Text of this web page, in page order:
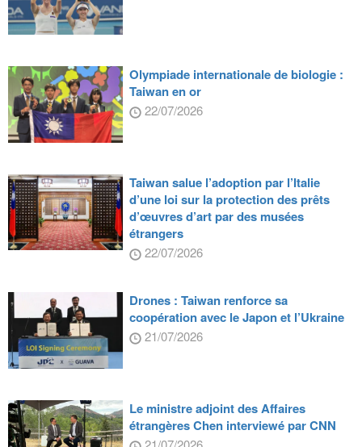
Olympiade internationale de biologie :
Taiwan en or
22/07/2026
Taiwan salue l’adoption par l’Italie
d’une loi sur la protection des prêts
d’œuvres d’art par des musées
étrangers
22/07/2026
Drones : Taiwan renforce sa
coopération avec le Japon et l’Ukraine
21/07/2026
Le ministre adjoint des Affaires
étrangères Chen interviewé par CNN